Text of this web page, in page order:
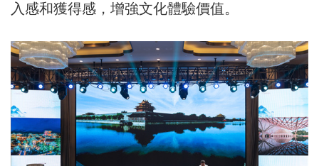
入感和獲得感，增強文化體驗價值。